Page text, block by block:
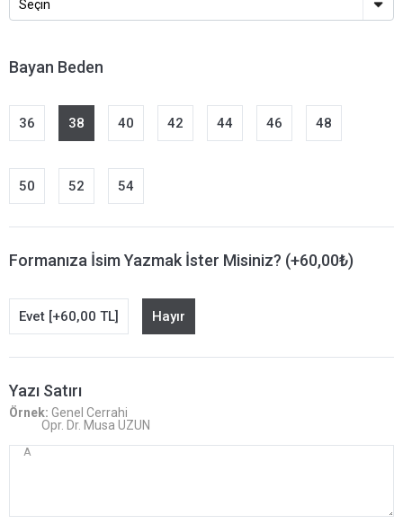
Bayan Beden
36 38 40 42 44 46 48
50 52 54
Formanıza İsim Yazmak İster Misiniz? (+60,00₺)
Evet [+60,00 TL] Hayır
Yazı Satırı
Örnek: Genel Cerrahi
Opr. Dr. Musa UZUN